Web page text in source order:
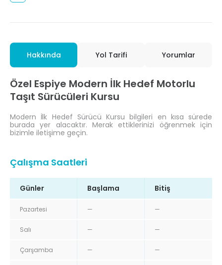
Hakkında Yol Tarifi Yorumlar
Özel Espiye Modern İlk Hedef Motorlu
Taşıt Sürücüleri Kursu
Modern İlk Hedef Sürücü Kursu bilgileri en kısa sürede
burada yer alacaktır. Merak ettiklerinizi öğrenmek için
bizimle iletişime geçin.
Çalışma Saatleri
Günler Başlama Bitiş
Pazartesi — —
Salı — —
Çarşamba — —